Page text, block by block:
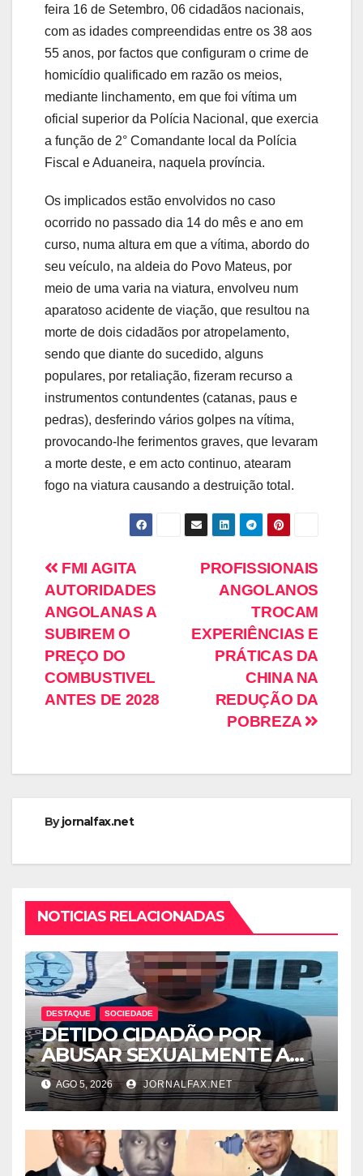
feira 16 de Setembro, 06 cidadãos nacionais,
com as idades compreendidas entre os 38 aos
55 anos, por factos que configuram o crime de
homicídio qualificado em razão os meios,
mediante linchamento, em que foi vítima um
oficial superior da Polícia Nacional, que exercia
a função de 2° Comandante local da Polícia
Fiscal e Aduaneira, naquela província.
Os implicados estão envolvidos no caso
ocorrido no passado dia 14 do mês e ano em
curso, numa altura em que a vítima, abordo do
seu veículo, na aldeia do Povo Mateus, por
meio de uma varia na viatura, envolveu num
aparatoso acidente de viação, que resultou na
morte de dois cidadãos por atropelamento,
sendo que diante do sucedido, alguns
populares, por retaliação, fizeram recurso a
instrumentos contundentes (catanas, paus e
pedras), desferindo vários golpes na vítima,
provocando-lhe ferimentos graves, que levaram
a morte deste, e em acto continuo, atearam
fogo na viatura causando a destruição total.
PROFISSIONAIS
ANGOLANOS
TROCAM
EXPERIÊNCIAS E
PRÁTICAS DA
CHINA NA
REDUÇÃO DA
POBREZA
FMI AGITA
AUTORIDADES
ANGOLANAS A
SUBIREM O
PREÇO DO
COMBUSTIVEL
ANTES DE 2028
Byjornalfax.net
NOTICIAS RELACIONADAS
DESTAQUE SOCIEDADE
DETIDO CIDADÃO POR
ABUSAR SEXUALMENTE A
CUNHADA MENOR DE IDADE
AGO 5, 2026 JORNALFAX.NET